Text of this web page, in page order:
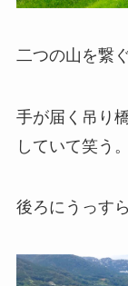
二つの山を繋
手が届く吊り
していて笑う。
後ろにうっす